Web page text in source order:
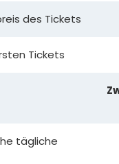
des Tickets
Tickets
tägliche